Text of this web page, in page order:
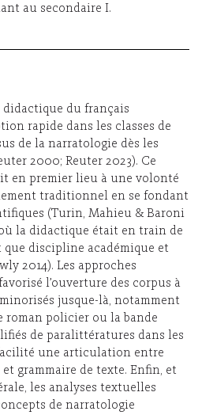
au secondaire I.
didactique du français
rapide dans les classes de
de la narratologie dès les
2000; Reuter 2023). Ce
en premier lieu à une volonté
traditionnel en se fondant
(Turin, Mahieu & Baroni
la didactique était en train de
discipline académique et
2014). Les approches
l’ouverture des corpus à
jusque-là, notamment
roman policier ou la bande
de paralittératures dans les
une articulation entre
grammaire de texte. Enfin, et
les analyses textuelles
de narratologie